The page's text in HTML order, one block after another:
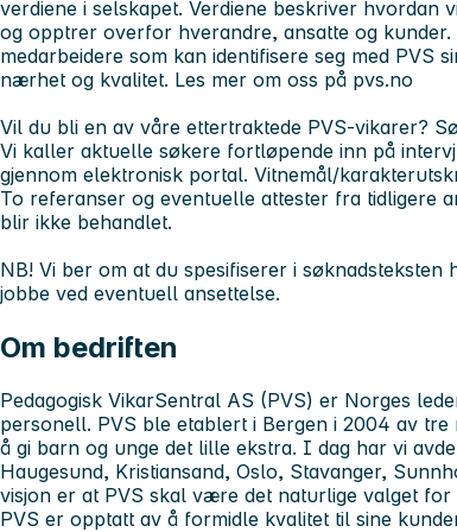
verdiene i selskapet. Verdiene beskriver
og opptrer overfor hverandre, ansatte og
medarbeidere som kan identifisere seg med PVS
nærhet og kvalitet. Les mer om oss på pvs.no
Vil du bli en av våre ettertraktede PVS-vikarer?
Vi kaller aktuelle søkere fortløpende inn på
gjennom elektronisk portal. Vitnemål/
To referanser og eventuelle attester fra tidligere
blir ikke behandlet.
NB! Vi ber om at du spesifiserer i
jobbe ved eventuell ansettelse.
Om bedriften
Pedagogisk VikarSentral AS (PVS) er Norges
personell. PVS ble etablert i Bergen i 2004 av
å gi barn og unge det lille ekstra. I dag har vi
Haugesund, Kristiansand, Oslo, Stavanger,
visjon er at PVS skal være det naturlige valget
PVS er opptatt av å formidle kvalitet til sine